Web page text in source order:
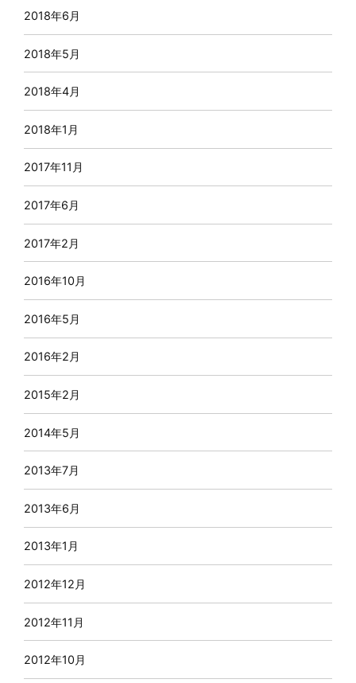
2018年6月
2018年5月
2018年4月
2018年1月
2017年11月
2017年6月
2017年2月
2016年10月
2016年5月
2016年2月
2015年2月
2014年5月
2013年7月
2013年6月
2013年1月
2012年12月
2012年11月
2012年10月